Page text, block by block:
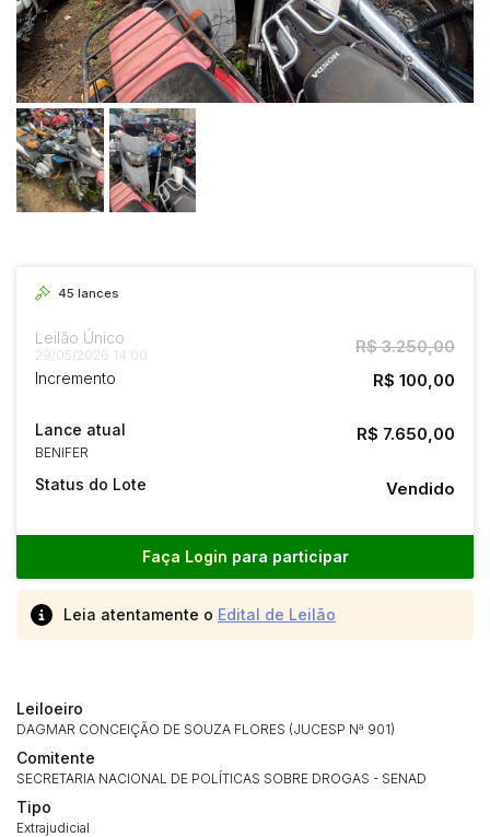
45 lances
Leilão Único
29/05/2026 14:00 R$ 3.250,00
Incremento R$ 100,00
Lance atual
BENIFER
R$ 7.650,00
Status do Lote Vendido
Faça Login para participar
Leia atentamente o Edital de Leilão
Leiloeiro
DAGMAR CONCEIÇÃO DE SOUZA FLORES (JUCESP Nª 901)
Comitente
SECRETARIA NACIONAL DE POLÍTICAS SOBRE DROGAS - SENAD
Tipo
Extrajudicial